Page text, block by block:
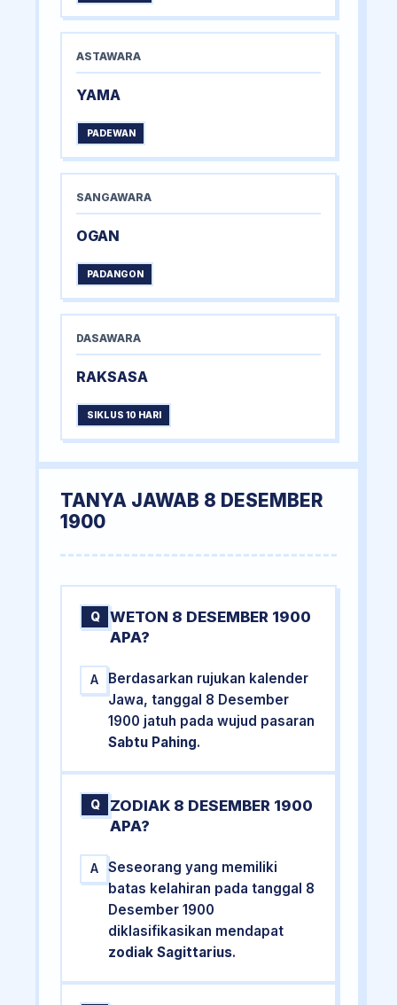
ASTAWARA
YAMA
PADEWAN
SANGAWARA
OGAN
PADANGON
DASAWARA
RAKSASA
SIKLUS 10 HARI
TANYA JAWAB 8 DESEMBER
1900
Q
WETON 8 DESEMBER 1900
APA?
A
Berdasarkan rujukan kalender
Jawa, tanggal 8 Desember
1900 jatuh pada wujud pasaran
Sabtu Pahing.
Q
ZODIAK 8 DESEMBER 1900
APA?
A
Seseorang yang memiliki
batas kelahiran pada tanggal 8
Desember 1900
diklasifikasikan mendapat
zodiak Sagittarius.